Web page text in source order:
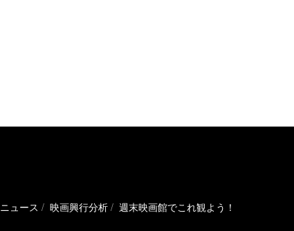
ニュース 映画興行分析 週末映画館でこれ観よう！